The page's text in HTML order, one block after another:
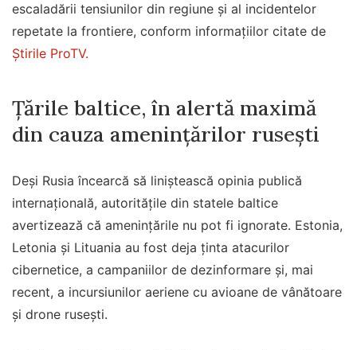
escaladării tensiunilor din regiune și al incidentelor
repetate la frontiere, conform informațiilor citate de
Știrile ProTV.
Țările baltice, în alertă maximă
din cauza amenințărilor rusești
Deși Rusia încearcă să liniștească opinia publică
internațională, autoritățile din statele baltice
avertizează că amenințările nu pot fi ignorate. Estonia,
Letonia și Lituania au fost deja ținta atacurilor
cibernetice, a campaniilor de dezinformare și, mai
recent, a incursiunilor aeriene cu avioane de vânătoare
și drone rusești.